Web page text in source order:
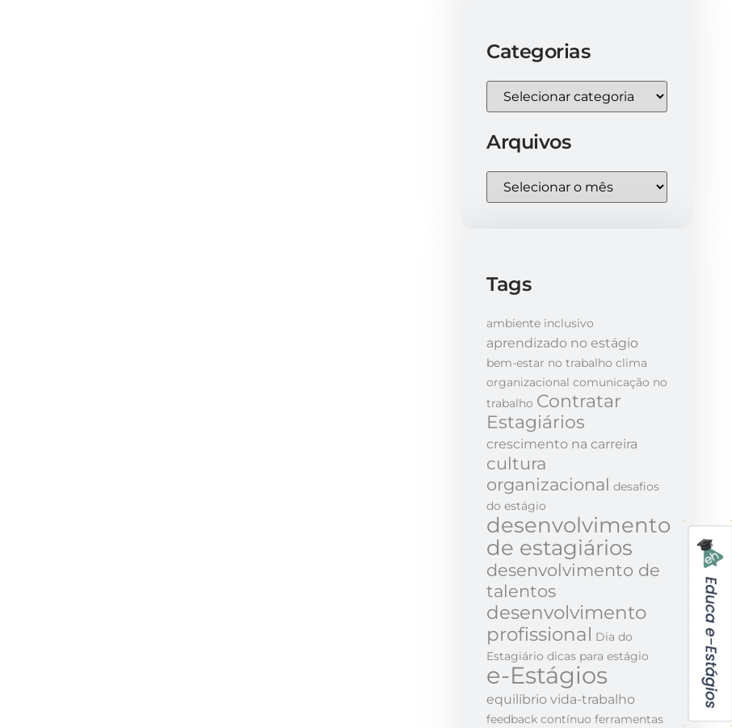
Categorias
Arquivos
Tags
ambiente inclusivo
aprendizado no estágio
bem-estar no trabalho clima
organizacional comunicação no
trabalho Contratar
Estagiários
crescimento na carreira
cultura
organizacional desafios
do estágio
desenvolvimento
de estagiários
desenvolvimento de
talentos
desenvolvimento
profissional Dia do
Estagiário dicas para estágio
e-Estágios
equilíbrio vida-trabalho
feedback contínuo ferramentas